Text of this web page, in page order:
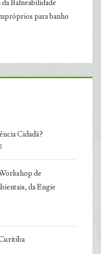
Balneabilidade
para banho
Cidadã?
de
da Engie